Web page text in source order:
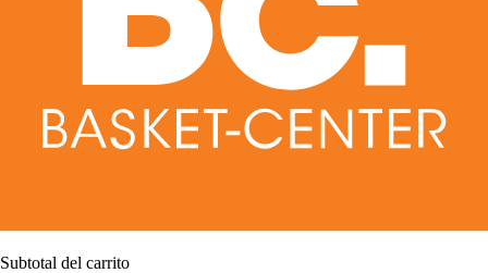
Subtotal del carrito